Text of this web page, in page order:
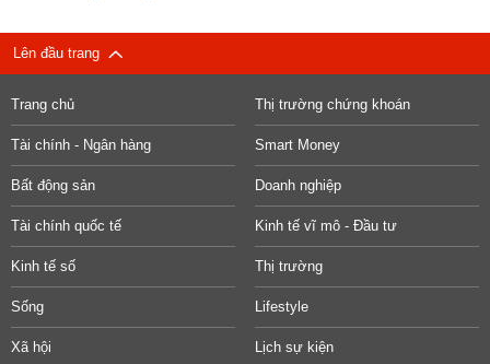
Lên đầu trang
Trang chủ Thị trường chứng khoán
Tài chính - Ngân hàng Smart Money
Bất động sản Doanh nghiệp
Tài chính quốc tế Kinh tế vĩ mô - Đầu tư
Kinh tế số Thị trường
Sống Lifestyle
Xã hội Lịch sự kiện